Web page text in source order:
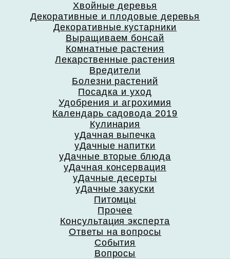
Хвойные деревья
Декоративные и плодовые деревья
Декоративные кустарники
Выращиваем бонсай
Комнатные растения
Лекарственные растения
Вредители
Болезни растений
Посадка и уход
Удобрения и агрохимия
Календарь садовода 2019
Кулинария
уДачная выпечка
уДачные напитки
уДачные вторые блюда
уДачная консервация
уДачные десерты
уДачные закуски
Питомцы
Прочее
Консультация эксперта
Ответы на вопросы
События
Вопросы